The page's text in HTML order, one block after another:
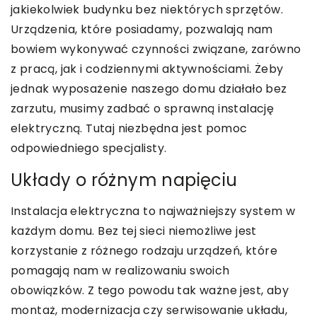
jakiekolwiek budynku bez niektórych sprzętów.
Urządzenia, które posiadamy, pozwalają nam
bowiem wykonywać czynności związane, zarówno
z pracą, jak i codziennymi aktywnościami. Żeby
jednak wyposażenie naszego domu działało bez
zarzutu, musimy zadbać o sprawną instalację
elektryczną. Tutaj niezbędna jest pomoc
odpowiedniego specjalisty.
Układy o różnym napięciu
Instalacja elektryczna to najważniejszy system w
każdym domu. Bez tej sieci niemożliwe jest
korzystanie z różnego rodzaju urządzeń, które
pomagają nam w realizowaniu swoich
obowiązków. Z tego powodu tak ważne jest, aby
montaż, modernizacja czy serwisowanie układu,